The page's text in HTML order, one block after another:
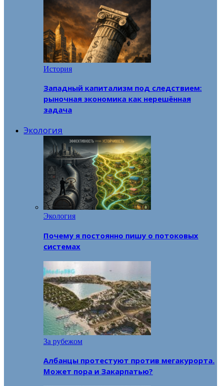
История
Западный капитализм под следствием:
рыночная экономика как нерешённая
задача
Экология
Экология
Почему я постоянно пишу о потоковых
системах
За рубежом
Албанцы протестуют против мегакурорта.
Может пора и Закарпатью?